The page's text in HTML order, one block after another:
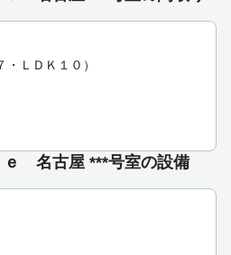
ＬＤＫ１０）
名古屋 ***号室の設備